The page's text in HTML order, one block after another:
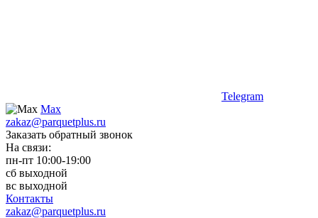
Telegram
Max
zakaz@parquetplus.ru
Заказать обратный звонок
На связи:
пн-пт 10:00-19:00
сб выходной
вс выходной
Контакты
zakaz@parquetplus.ru